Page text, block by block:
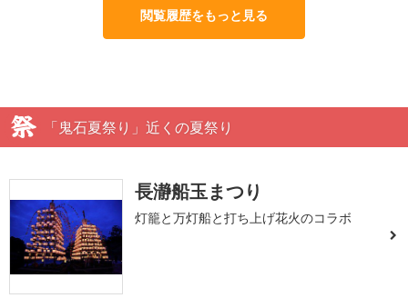
閲覧履歴をもっと見る
「鬼石夏祭り」近くの夏祭り
長瀞船玉まつり
灯籠と万灯船と打ち上げ花火のコラボ